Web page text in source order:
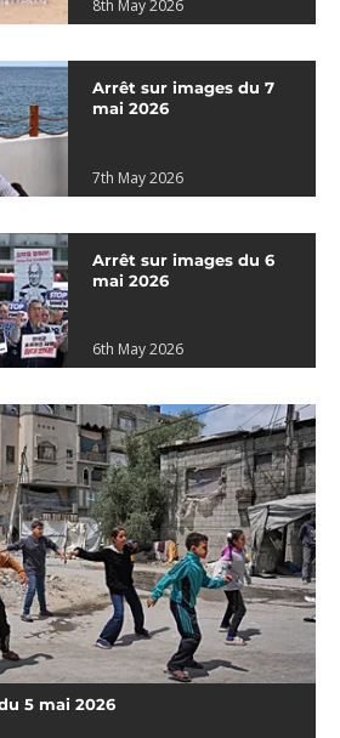
8th May 2026
Arrêt sur images du 7
mai 2026
7th May 2026
Arrêt sur images du 6
mai 2026
6th May 2026
5 mai 2026